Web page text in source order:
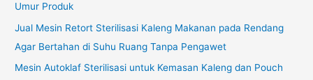
Umur Produk
Jual Mesin Retort Sterilisasi Kaleng Makanan pada Rendang
Agar Bertahan di Suhu Ruang Tanpa Pengawet
Mesin Autoklaf Sterilisasi untuk Kemasan Kaleng dan Pouch